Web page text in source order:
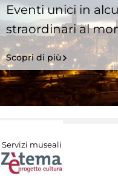
Eventi unici in
straordinari al
Scopri di più
Servizi museali